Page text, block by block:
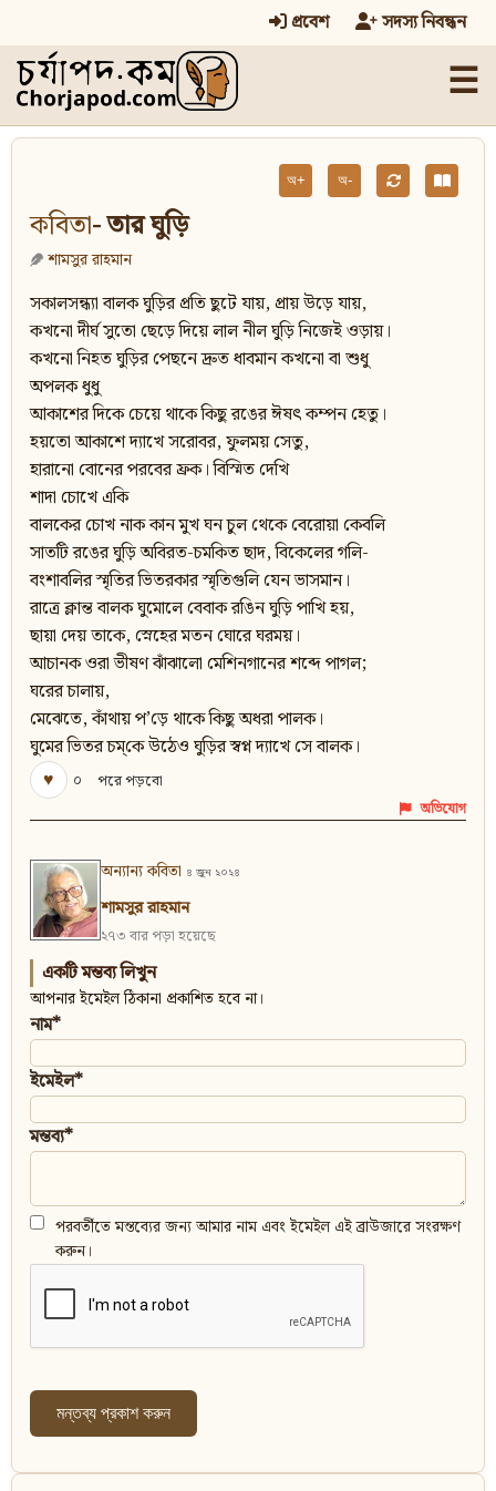
প্রবেশ সদস্য নিবন্ধন
☰
অ+ অ-
কবিতা- তার ঘুড়ি
শামসুর রাহমান
সকালসন্ধ্যা বালক ঘুড়ির প্রতি ছুটে যায়, প্রায় উড়ে যায়,
কখনো দীর্ঘ সুতো ছেড়ে দিয়ে লাল নীল ঘুড়ি নিজেই ওড়ায়।
কখনো নিহত ঘুড়ির পেছনে দ্রুত ধাবমান কখনো বা শুধু
অপলক ধুধু
আকাশের দিকে চেয়ে থাকে কিছু রঙের ঈষৎ কম্পন হেতু।
হয়তো আকাশে দ্যাখে সরোবর, ফুলময় সেতু,
হারানো বোনের পরবের ফ্রক। বিস্মিত দেখি
শাদা চোখে একি
বালকের চোখ নাক কান মুখ ঘন চুল থেকে বেরোয়া কেবলি
সাতটি রঙের ঘুড়ি অবিরত-চমকিত ছাদ, বিকেলের গলি-
বংশাবলির স্মৃতির ভিতরকার স্মৃতিগুলি যেন ভাসমান।
রাত্রে ক্লান্ত বালক ঘুমোলে বেবাক রঙিন ঘুড়ি পাখি হয়,
ছায়া দেয় তাকে, স্নেহের মতন ঘোরে ঘরময়।
আচানক ওরা ভীষণ ঝাঁঝালো মেশিনগানের শব্দে পাগল;
ঘরের চালায়,
মেঝেতে, কাঁথায় প’ড়ে থাকে কিছু অধরা পালক।
ঘুমের ভিতর চম্‌কে উঠেও ঘুড়ির স্বপ্ন দ্যাখে সে বালক।
♥
০ পরে পড়বো
অভিযোগ
অন্যান্য কবিতা ৪ জুন ২০২৪
শামসুর রাহমান
২৭৩ বার পড়া হয়েছে
একটি মন্তব্য লিখুন
আপনার ইমেইল ঠিকানা প্রকাশিত হবে না।
নাম*
ইমেইল*
মন্তব্য*
পরবর্তীতে মন্তব্যের জন্য আমার নাম এবং ইমেইল এই ব্রাউজারে সংরক্ষণ
করুন।